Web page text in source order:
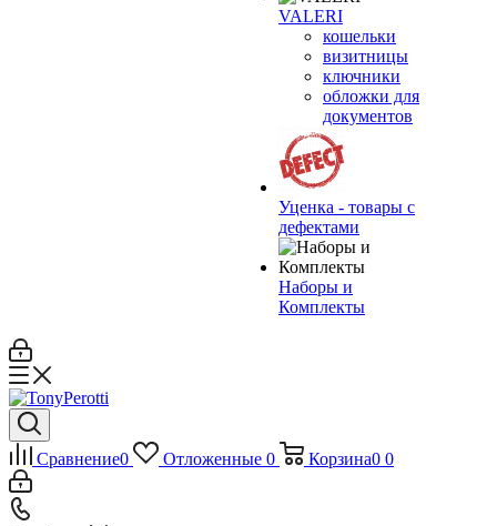
VALERI
кошельки
визитницы
ключники
обложки для
документов
Уценка - товары с
дефектами
Наборы и
Комплекты
Сравнение0 Отложенные 0 Корзина0 0